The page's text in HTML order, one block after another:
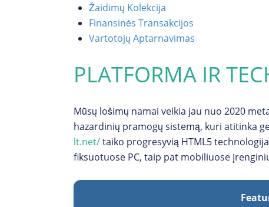
Žaidimų Kolekcija
Finansinės Transakcijos
Vartotojų Aptarnavimas
PLATFORMA IR
Mūsų lošimų namai veikia jau nuo 2020
hazardinių pramogų sistemą, kuri atitinka
lt.net/taiko progresyvią HTML5
fiksuotuose PC, taip pat mobiliuose